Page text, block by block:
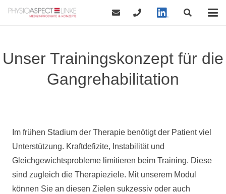
Unser Trainingskonzept für die
Gangrehabilitation
Im frühen Stadium der Therapie benötigt der Patient viel
Unterstützung. Kraftdefizite, Instabilität und
Gleichgewichtsprobleme limitieren beim Training. Diese
sind zugleich die Therapieziele. Mit unserem Modul
können Sie an diesen Zielen sukzessiv oder auch